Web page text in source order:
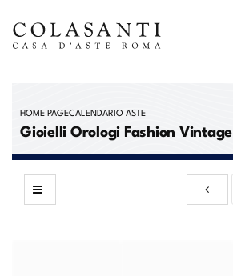
HOME PAGECALENDARIO ASTE
Gioielli Orologi Fashion Vintage